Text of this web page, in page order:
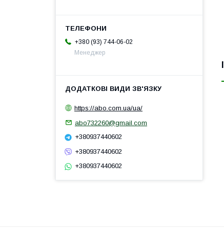
+380 (93) 744-06-02
Менеджер
https://abo.com.ua/ua/
abo732260@gmail.com
+380937440602
+380937440602
+380937440602